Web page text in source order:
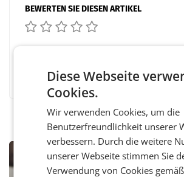
BEWERTEN SIE DIESEN ARTIKEL
MARKETING & MEDIA
ORF weist Berichte
Diese Webseite
Cookies.
Wir verwenden Cookies, um die
Benutzerfreundlichkeit unserer
verbessern. Durch die weitere
unserer Webseite stimmen Sie
Verwendung von Cookies